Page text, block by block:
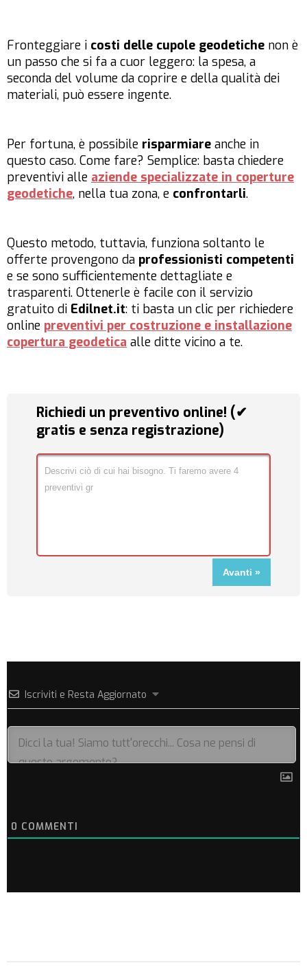
Fronteggiare i costi delle cupole geodetiche non è
un passo che si fa a cuor leggero: la spesa, a
seconda del volume da coprire e della qualità dei
materiali, può essere ingente.
Per fortuna, è possibile risparmiare anche in
questo caso. Come fare? Semplice: basta chiedere
preventivi alle aziende specializzate in coperture
geodetiche, nella tua zona, e confrontarli.
Questo metodo, tuttavia, funziona soltanto le
offerte provengono da professionisti competenti
e se sono sufficientemente dettagliate e
trasparenti. Ottenerle è facile con il servizio
gratuito di Edilnet.it: ti basta un clic per richiedere
online preventivi per costruzione e installazione
copertura geodetica alle ditte vicino a te.
Richiedi un preventivo online! (✔
gratis e senza registrazione)
Iscriviti e Resta Aggiornato
0 COMMENTI